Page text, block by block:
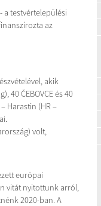
a testvértelepülési
az
akik
40 ČEBOVCE és 40
Harastin (HR –
volt,
európai
vitát nyitottunk arról,
2020-ban. A